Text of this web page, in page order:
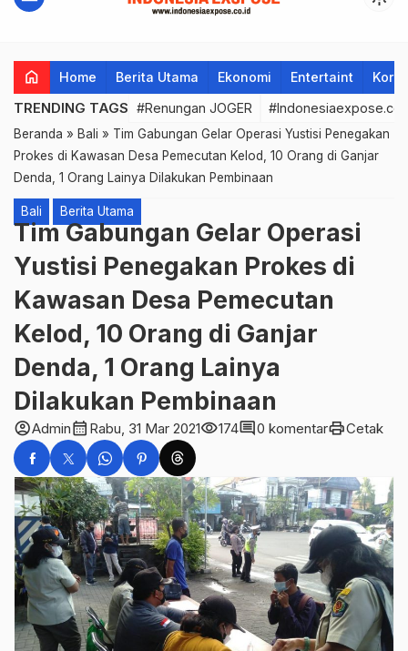
home Home Berita Utama Ekonomi Entertaint
TRENDING TAGS #Renungan JOGER
Beranda » Bali » Tim Gabungan Gelar Operasi Yustisi Penegakan
Prokes di Kawasan Desa Pemecutan Kelod, 10 Orang di Ganjar
Denda, 1 Orang Lainya Dilakukan Pembinaan
Bali Berita Utama
Tim Gabungan Gelar Operasi
Yustisi Penegakan Prokes di
Kawasan Desa Pemecutan
Kelod, 10 Orang di Ganjar
Denda, 1 Orang Lainya
Dilakukan Pembinaan
account_circleAdmincalendar_month Rabu, 31 Mar 2021visibility174comment0 komentarprintCetak